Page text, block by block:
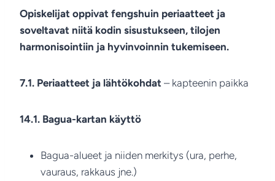
Opiskelijat oppivat fengshuin periaatteet ja
soveltavat niitä kodin sisustukseen, tilojen
harmonisointiin ja hyvinvoinnin tukemiseen.
7.1. Periaatteet ja lähtökohdat – kapteenin paikka
14.1. Bagua-kartan käyttö
Bagua-alueet ja niiden merkitys (ura, perhe,
vauraus, rakkaus jne.)